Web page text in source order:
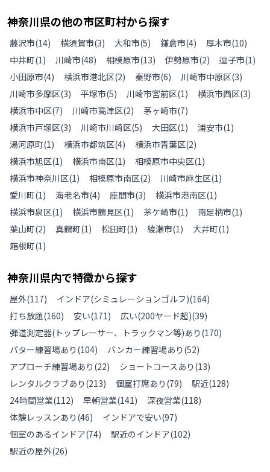
神奈川県の他の市区町村から探す
藤沢市(14) 横須賀市(3) 大和市(5) 鎌倉市(4) 厚木市(10)
中井町(1) 川崎市(48) 相模原市(13) 伊勢原市(2) 逗子市(1)
小田原市(4) 横浜市港北区(2) 秦野市(6) 川崎市中原区(3)
川崎市多摩区(3) 平塚市(5) 川崎市宮前区(1) 横浜市西区(3)
横浜市中区(7) 川崎市高津区(2) 茅ヶ崎市(7)
横浜市戸塚区(3) 川崎市川崎区(5) 大田区(1) 浦安市(1)
湯河原町(1) 横浜市都筑区(4) 横浜市青葉区(2)
横浜市旭区(1) 横浜市南区(1) 相模原市中央区(1)
横浜市神奈川区(1) 相模原市南区(2) 川崎市麻生区(1)
愛川町(1) 海老名市(4) 座間市(3) 横浜市港南区(1)
横浜市泉区(1) 横浜市鶴見区(1) 茅ケ崎市(1) 南足柄市(1)
葉山町(2) 真鶴町(1) 松田町(1) 綾瀬市(1) 大井町(1)
箱根町(1)
神奈川県内で特徴から探す
屋外(117) インドア(シミュレーションゴルフ)(164)
打ち放題(160) 安い(171) 広い(200ヤード超)(39)
弾道測定器(トップレーサー、トラックマン等)あり (170)
パター練習場あり (104) バンカー練習場あり (52)
アプローチ練習場あり (22) ショートコースあり (13)
レンタルクラブあり (213) 個室打席あり (79) 駅近(128)
24時間営業(112) 早朝営業(141) 深夜営業(118)
体験レッスンあり (46) インドアで安い(97)
個室のあるインドア(74) 駅近のインドア(102)
駅近の屋外(26)